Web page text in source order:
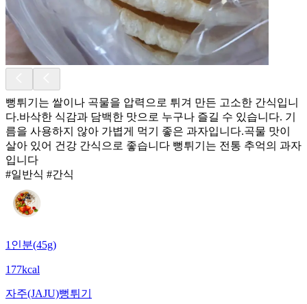
뻥튀기는 쌀이나 곡물을 압력으로 튀겨 만든 고소한 간식입니
다.바삭한 식감과 담백한 맛으로 누구나 즐길 수 있습니다. 기
름을 사용하지 않아 가볍게 먹기 좋은 과자입니다.곡물 맛이
살아 있어 건강 간식으로 좋습니다 뻥튀기는 전통 추억의 과자
입니다
#일반식 #간식
1인분(45g)
177kcal
자주(JAJU)뻥튀기